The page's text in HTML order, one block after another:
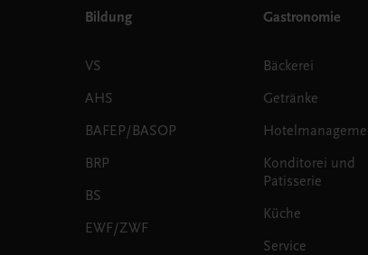
Bildung
VS
AHS
BAFEP/BASOP
BRP
BS
EWF/ZWF
Gastronomie
Bäckerei
Getränke
Konditorei und
Patisserie
Küche
Service